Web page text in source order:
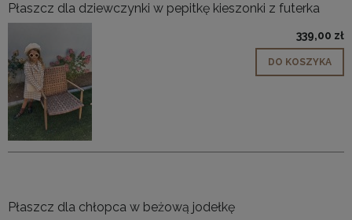
Płaszcz dla dziewczynki w pepitkę kieszonki z futerka
339,00 zł
DO KOSZYKA
Płaszcz dla chłopca w beżową jodełkę